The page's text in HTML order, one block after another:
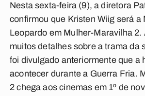
Nesta sexta-feira (9), a diretora
confirmou que Kristen Wiig será a
Leopardo em Mulher-Maravilha 2.
muitos detalhes sobre a trama da
foi divulgado anteriormente que a
acontecer durante a Guerra Fria.
2 chega aos cinemas em 1º de